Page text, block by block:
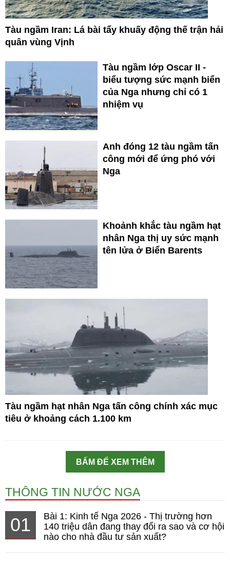
Tàu ngầm Iran: Lá bài tẩy khuấy động thế trận hải
quân vùng Vịnh
Tàu ngầm lớp Oscar II -
biểu tượng sức mạnh biển
của Nga nhưng chỉ có 1
nhiệm vụ
Anh đóng 12 tàu ngầm tấn
công mới để ứng phó với
Nga
Khoảnh khắc tàu ngầm hạt
nhân Nga thị uy sức mạnh
tên lửa ở Biển Barents
Tàu ngầm hạt nhân Nga tấn công chính xác mục
tiêu ở khoảng cách 1.100 km
BẤM ĐỂ XEM THÊM
THÔNG TIN NƯỚC NGA
01
Bài 1: Kinh tế Nga 2026 - Thị trường hơn
140 triệu dân đang thay đổi ra sao và cơ hội
nào cho nhà đầu tư sản xuất?